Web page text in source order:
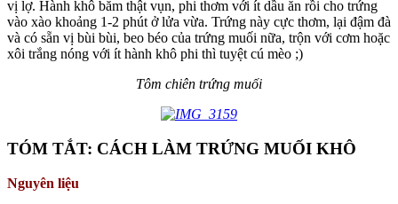
vị lợ. Hành khô băm thật vụn, phi thơm với ít dầu ăn rồi cho trứng
vào xào khoảng 1-2 phút ở lửa vừa. Trứng này cực thơm, lại đậm đà
và có sẵn vị bùi bùi, beo béo của trứng muối nữa, trộn với cơm hoặc
xôi trắng nóng với ít hành khô phi thì tuyệt cú mèo ;)
Tôm chiên trứng muối
TÓM TẮT: CÁCH LÀM TRỨNG MUỐI KHÔ
Nguyên liệu